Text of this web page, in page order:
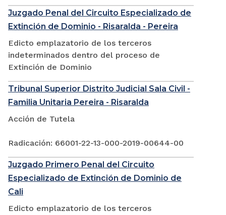
Juzgado Penal del Circuito Especializado de
Extinción de Dominio - Risaralda - Pereira
Edicto emplazatorio de los terceros
indeterminados dentro del proceso de
Extinción de Dominio
Tribunal Superior Distrito Judicial Sala Civil -
Familia Unitaria Pereira - Risaralda
Acción de Tutela
Radicación: 66001-22-13-000-2019-00644-00
Juzgado Primero Penal del Circuito
Especializado de Extinción de Dominio de
Cali
Edicto emplazatorio de los terceros